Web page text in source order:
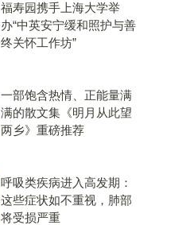
福寿园携手上海大学举
办“中英安宁缓和照护与善
终关怀工作坊”
一部饱含热情、正能量满
满的散文集《明月从此望
两乡》重磅推荐
呼吸类疾病进入高发期：
这些症状如不重视，肺部
将受损严重